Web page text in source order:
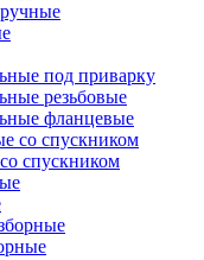
под приварку
резьбовые
фланцевые
спускником